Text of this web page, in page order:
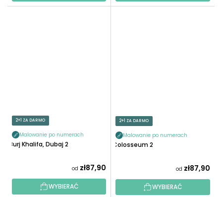
2+1 ZA DARMO
Malowanie po numerach
Burj Khalifa, Dubaj 2
od zł87,90
WYBIERAĆ
2+1 ZA DARMO
Malowanie po numerach
Colosseum 2
od zł87,90
WYBIERAĆ